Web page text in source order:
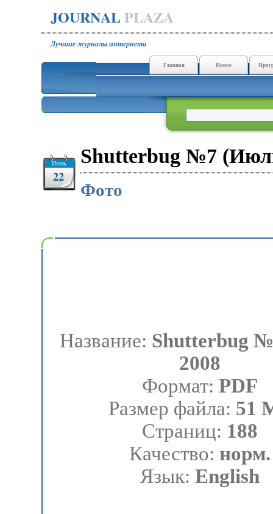
JOURNALPLAZA
Лучшие журналы интернета
Главная Новое
Июнь
22
Shutterbug №7
Фото
Название: Shutterbug
2008
Формат: PDF
Размер файла: 51
Страниц: 188
Качество: норм.
Язык: English